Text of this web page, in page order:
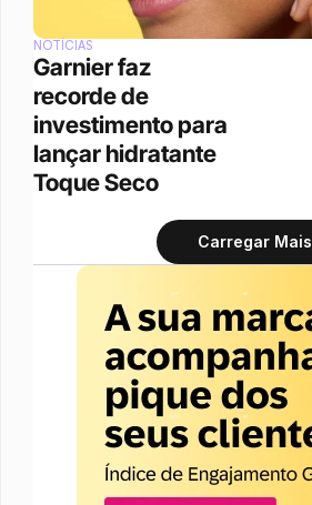
NOTÍCIAS
Garnier faz
recorde de
investimento para
lançar hidratante
Toque Seco
Carregar Mais